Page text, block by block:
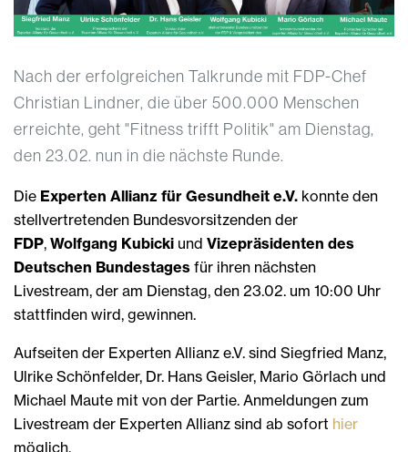
Nach der erfolgreichen Talkrunde mit FDP-Chef
Christian Lindner, die über 500.000 Menschen
erreichte, geht "Fitness trifft Politik" am Dienstag,
den 23.02. nun in die nächste Runde.
Die Experten Allianz für Gesundheit e.V. konnte den
stellvertretenden Bundesvorsitzenden der
FDP, Wolfgang Kubicki und Vizepräsidenten des
Deutschen Bundestages für ihren nächsten
Livestream, der am Dienstag, den 23.02. um 10:00 Uhr
stattfinden wird, gewinnen.
Aufseiten der Experten Allianz e.V. sind Siegfried Manz,
Ulrike Schönfelder, Dr. Hans Geisler, Mario Görlach und
Michael Maute mit von der Partie. Anmeldungen zum
Livestream der Experten Allianz sind ab sofort hier
möglich.